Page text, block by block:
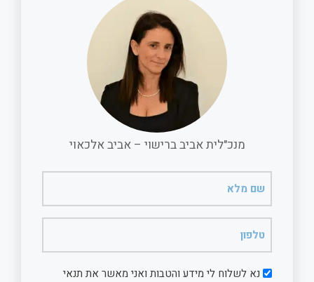
מנכ"לית אביב ברישוי – אביב אלכאוי
מלא
דיוורנא לשלוח לי מידע והטבות ואני מאשר את תנאי